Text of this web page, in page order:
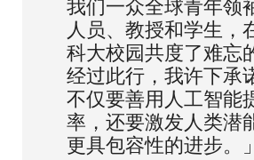
人员、教授和学生，
科大校园共度了难忘
经过此行，我许下承
不仅要善用人工智能
率，还要激发人类潜
更具包容性的进步。」